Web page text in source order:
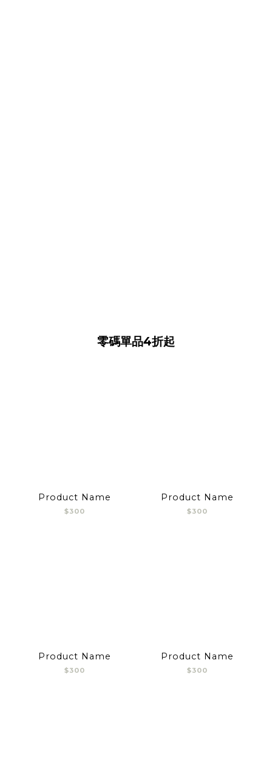
零碼單品4折起
Product Name
$300
Product Name
$300
Product Name
$300
Product Name
$300